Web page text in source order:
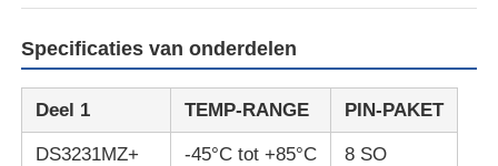
Neem contact met ons op
Nieuws
Specificaties van onderdelen
Deel 1 TEMP-RANGE PIN-PAKET
DS3231MZ+ -45°C tot +85°C 8 SO